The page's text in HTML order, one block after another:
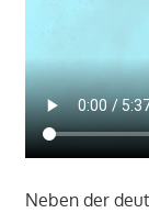
Neben der